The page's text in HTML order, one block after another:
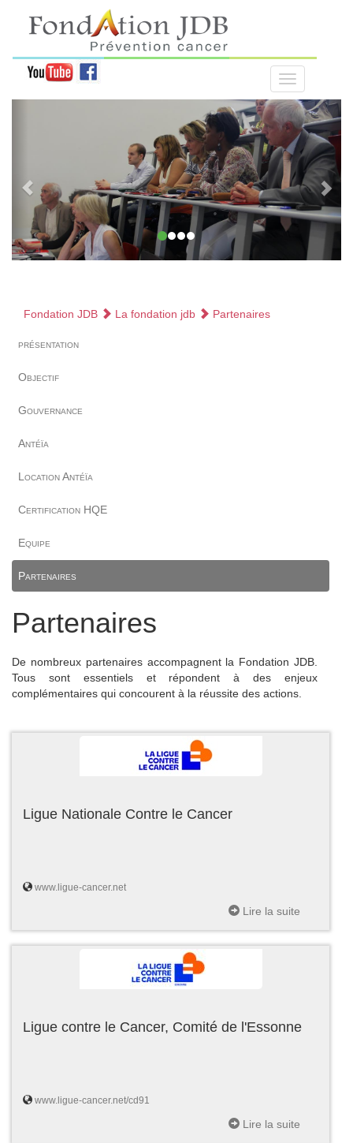
Fondation JDB La fondation jdb Partenaires
présentation
Objectif
Gouvernance
Antéïa
Location Antéïa
Certification HQE
Equipe
Partenaires
Partenaires
De nombreux partenaires accompagnent la Fondation JDB.
Tous sont essentiels et répondent à des enjeux
complémentaires qui concourent à la réussite des actions.
Ligue Nationale Contre le Cancer
www.ligue-cancer.net
Lire la suite
Ligue contre le Cancer, Comité de l'Essonne
www.ligue-cancer.net/cd91
Lire la suite